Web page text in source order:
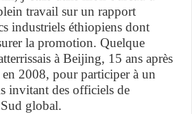
travail sur un rapport
industriels éthiopiens dont
la promotion. Quelque
à Beijing, 15 ans après
2008, pour participer à un
invitant des officiels de
global.